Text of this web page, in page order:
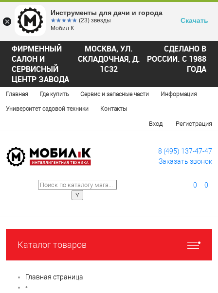
ФИРМЕННЫЙ
САЛОН И
СЕРВИСНЫЙ
ЦЕНТР ЗАВОДА
МОСКВА, УЛ.
СКЛАДОЧНАЯ, Д.
1С32
СДЕЛАНО В
РОССИИ. С 1988
ГОДА
Главная Где купить Сервис и запасные части Информация
Университет садовой техники Контакты
Вход Регистрация
8 (495) 137-47-47
Заказать звонок
0 0
Каталог товаров
Главная страница
•
Инструменты для дачи и города
☆☆☆☆☆
★★★★★ (23) звезды
Мобил К
Скачать